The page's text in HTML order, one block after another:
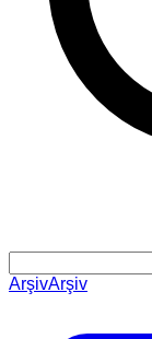
ArşivArşiv